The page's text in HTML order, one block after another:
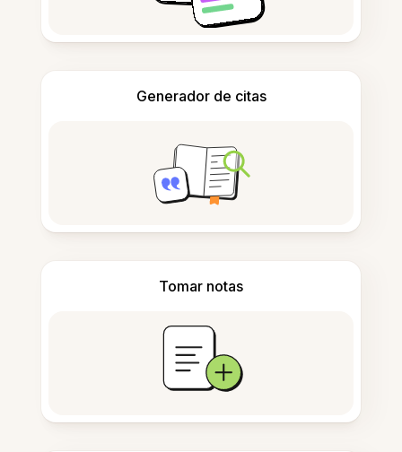
Generador de citas
Tomar notas